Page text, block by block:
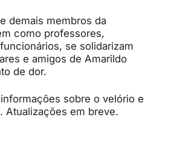
demais membros da
como professores,
se solidarizam
e amigos de Amarildo
de dor.
sobre o velório e
Atualizações em breve.